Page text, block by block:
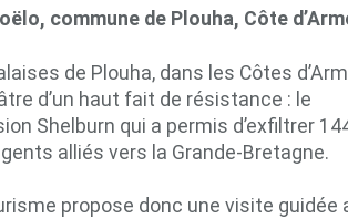
commune de Plouha, Côte
de Plouha, dans les Côtes
d’un haut fait de résistance : le
Shelburn qui a permis d’exfiltrer
alliés vers la Grande-Bretagne.
propose donc une visite guidée